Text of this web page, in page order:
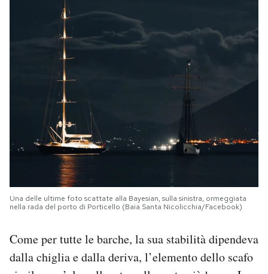
Una delle ultime foto scattate alla Bayesian, sulla sinistra, ormeggiata
nella rada del porto di Porticello (Baia Santa Nicolicchia/Facebook)
Come per tutte le barche, la sua stabilità dipendeva
dalla chiglia e dalla deriva, l’elemento dello scafo